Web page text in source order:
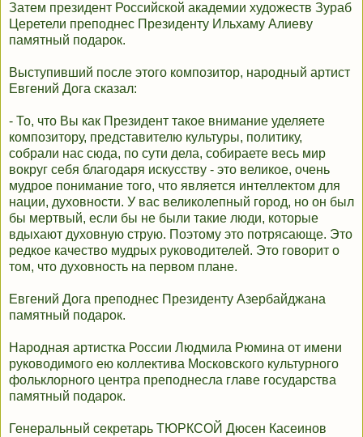
Затем президент Российской академии художеств Зураб
Церетели преподнес Президенту Ильхаму Алиеву
памятный подарок.
Выступивший после этого композитор, народный артист
Евгений Дога сказал:
- То, что Вы как Президент такое внимание уделяете
композитору, представителю культуры, политику,
собрали нас сюда, по сути дела, собираете весь мир
вокруг себя благодаря искусству - это великое, очень
мудрое понимание того, что является интеллектом для
нации, духовности. У вас великолепный город, но он был
бы мертвый, если бы не были такие люди, которые
вдыхают духовную струю. Поэтому это потрясающе. Это
редкое качество мудрых руководителей. Это говорит о
том, что духовность на первом плане.
Евгений Дога преподнес Президенту Азербайджана
памятный подарок.
Народная артистка России Людмила Рюмина от имени
руководимого ею коллектива Московского культурного
фольклорного центра преподнесла главе государства
памятный подарок.
Генеральный секретарь ТЮРКСОЙ Дюсен Касеинов